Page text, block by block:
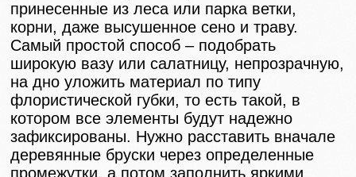
принесенные из леса или парка ветки,
корни, даже высушенное сено и траву.
Самый простой способ – подобрать
широкую вазу или салатницу, непрозрачную,
на дно уложить материал по типу
флористической губки, то есть такой, в
котором все элементы будут надежно
зафиксированы. Нужно расставить вначале
деревянные бруски через определенные
промежутки, а потом заполнить яркими